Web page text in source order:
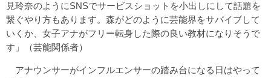
見玲奈のようにSNSでサービスショットを小出しにして話題を
繋ぐやり方もあります。森がどのように芸能界をサバイブして
いくか、女子アナがフリー転身した際の良い教材になりそうで
す」（芸能関係者）
アナウンサーがインフルエンサーの踏み台になる日はやって